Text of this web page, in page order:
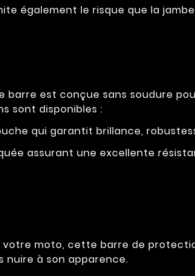
également le risque que la
est conçue sans soudure
sont disponibles :
qui garantit brillance,
assurant une excellente
moto, cette barre de
à son apparence.